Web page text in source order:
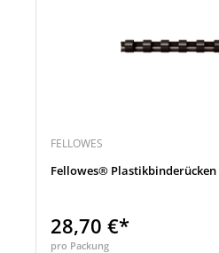
FELLOWES
Fellowes® Plastikbinderücken
28,70 €*
pro Packung